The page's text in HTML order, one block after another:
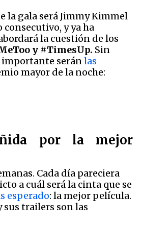
la gala será Jimmy Kimmel
y ya ha
la cuestión de los
y #TimesUp. Sin
importante seránlas
mayor de la noche:
por la mejor
Cada día pareciera
a cuál será la cinta que se
esperado: la mejor película.
sus trailers son las